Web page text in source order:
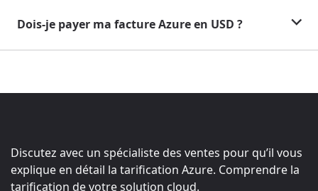
Dois-je payer ma facture Azure en USD ?
Discutez avec un spécialiste des ventes pour qu’il vous
explique en détail la tarification Azure. Comprendre la
tarification de votre solution cloud.